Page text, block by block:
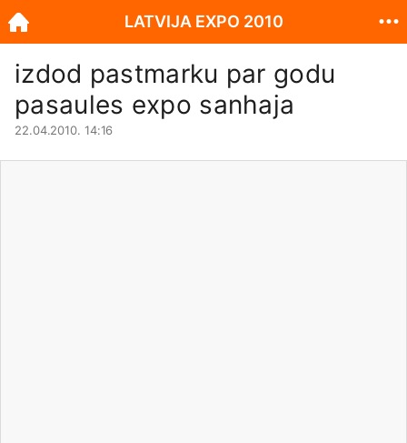
izdod pastmarku par godu
pasaules expo sanhaja
22.04.2010. 14:16
LATVIJA EXPO 2010